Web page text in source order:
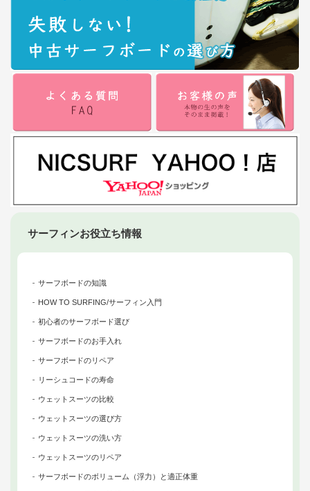
サーフィンお役立ち情報
サーフボードの知識
HOW TO SURFING/サーフィン入門
初心者のサーフボード選び
サーフボードのお手入れ
サーフボードのリペア
リーシュコードの寿命
ウェットスーツの比較
ウェットスーツの選び方
ウェットスーツの洗い方
ウェットスーツのリペア
サーフボードのボリューム（浮力）と適正体重